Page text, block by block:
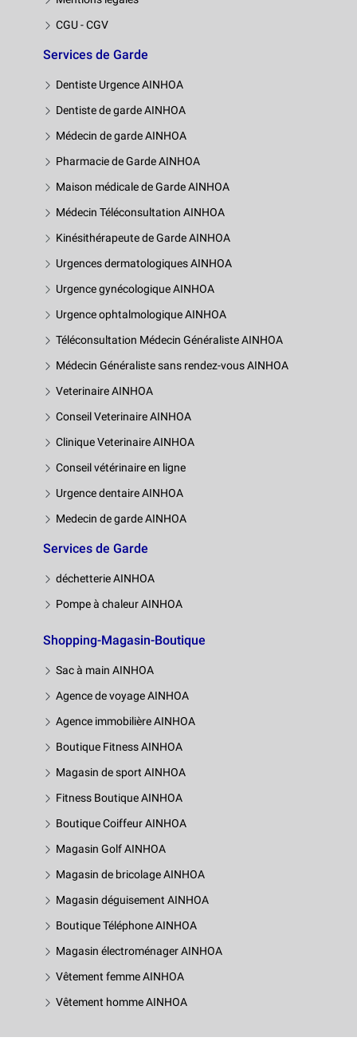
CGU - CGV
Services de Garde
Dentiste Urgence AINHOA
Dentiste de garde AINHOA
Médecin de garde AINHOA
Pharmacie de Garde AINHOA
Maison médicale de Garde AINHOA
Médecin Téléconsultation AINHOA
Kinésithérapeute de Garde AINHOA
Urgences dermatologiques AINHOA
Urgence gynécologique AINHOA
Urgence ophtalmologique AINHOA
Téléconsultation Médecin Généraliste AINHOA
Médecin Généraliste sans rendez-vous AINHOA
Veterinaire AINHOA
Conseil Veterinaire AINHOA
Clinique Veterinaire AINHOA
Conseil vétérinaire en ligne
Urgence dentaire AINHOA
Medecin de garde AINHOA
Services de Garde
déchetterie AINHOA
Pompe à chaleur AINHOA
Shopping-Magasin-Boutique
Sac à main AINHOA
Agence de voyage AINHOA
Agence immobilière AINHOA
Boutique Fitness AINHOA
Magasin de sport AINHOA
Fitness Boutique AINHOA
Boutique Coiffeur AINHOA
Magasin Golf AINHOA
Magasin de bricolage AINHOA
Magasin déguisement AINHOA
Boutique Téléphone AINHOA
Magasin électroménager AINHOA
Vêtement femme AINHOA
Vêtement homme AINHOA